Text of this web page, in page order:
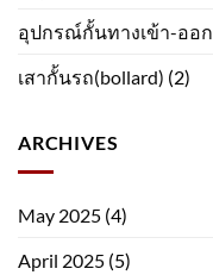
อุปกรณ์กั้นทางเข้า-ออก
เสากั้นรถ(bollard) (2)
ARCHIVES
May 2025 (4)
April 2025 (5)